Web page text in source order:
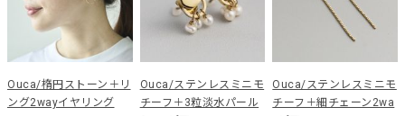
Ouca/楕円ストーン＋リ
ング2wayイヤリング
Ouca/ステンレスミニモ
チーフ＋3粒淡水パール
Ouca/ステンレスミニモ
チーフ＋細チェーン2wa